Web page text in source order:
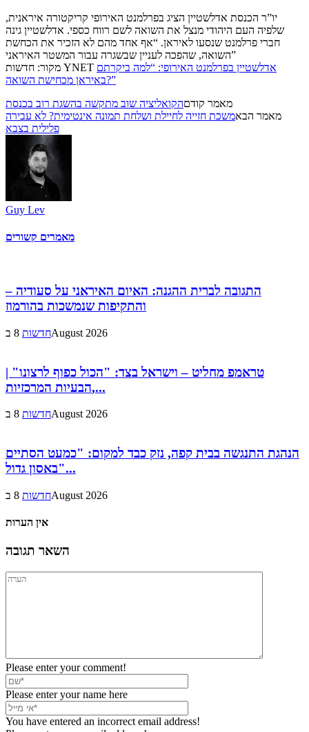
יו”ר הכנסת אדלשטיין הציג בפרלמנט האירופי קריקטורה איראנית,
שלפיה העם היהודי מנצל את השואה לשם רווח כספי. אדלשטיין גינה
חברי פרלמנט שנסעו לאיראן. “אף אחד מהם לא הזכיר את הכחשת
השואה, שהפכה לעניין שבשגרה עבור המשטר האיראני”
מקור: חדשות YNET אדלשטיין בפרלמנט האירופי: “למה ביקרתם
באיראן מכחישת השואה?”
מאמר קודםהקואליציה שוב מתקשה בהשגת רוב בכנסת
מאמר הבאמשכת חזייה לחיילת ושלחת תמונה אינטימית? לא עבירה
פלילית בצבא
Guy Lev
מאמרים קשורים
התגובה לברית ההגנה: האיום האיראני על סעודיה –
והתקיפות שנמשכות בהורמוז
חדשות8 בAugust 2026
טראמפ מחליט – וישראל בצד: "הכול כפוף לרצונו" |
הבעיות המרכזיות,...
חדשות8 בAugust 2026
הנהגת התנגשה בבית קפה, נזק כבד למקום: "כמעט הסתיים
באסון גדול"...
חדשות8 בAugust 2026
אין הערות
השאר תגובה
Please enter your comment!
Please enter your name here
You have entered an incorrect email address!